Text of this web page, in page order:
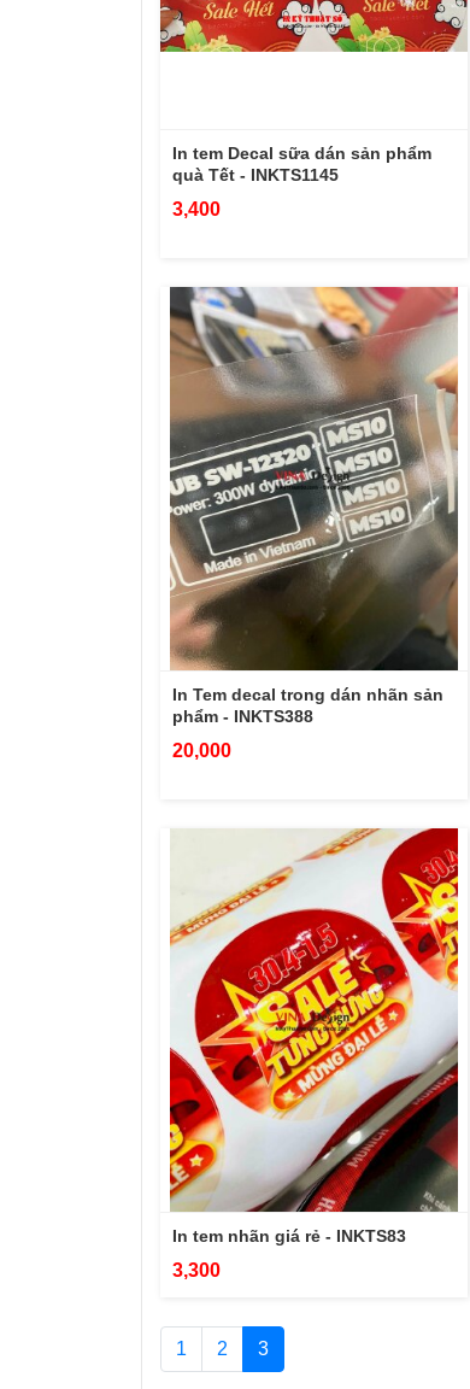
In tem Decal sữa dán sản phẩm
quà Tết - INKTS1145
3,400
In Tem decal trong dán nhãn sản
phẩm - INKTS388
20,000
In tem nhãn giá rẻ - INKTS83
3,300
1 2 3